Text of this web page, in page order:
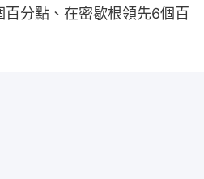
分點、在密歇根領先6個百